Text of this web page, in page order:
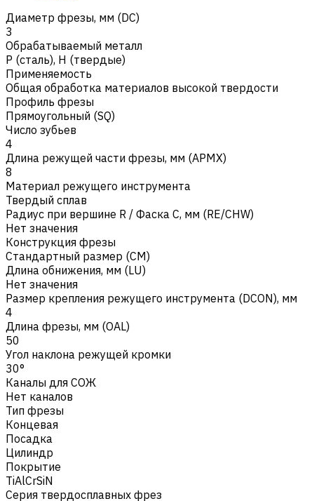
Диаметр фрезы, мм (DC)
3
Обрабатываемый металл
Р (сталь), H (твердые)
Применяемость
Общая обработка материалов высокой твердости
Профиль фрезы
Прямоугольный (SQ)
Число зубьев
4
Длина режущей части фрезы, мм (APMX)
8
Материал режущего инструмента
Твердый сплав
Радиус при вершине R / Фаска C, мм (RE/CHW)
Нет значения
Конструкция фрезы
Стандартный размер (CM)
Длина обнижения, мм (LU)
Нет значения
Размер крепления режущего инструмента (DCON), мм
4
Длина фрезы, мм (OAL)
50
Угол наклона режущей кромки
30°
Каналы для СОЖ
Нет каналов
Тип фрезы
Концевая
Посадка
Цилиндр
Покрытие
TiAlCrSiN
Серия твердосплавных фрез